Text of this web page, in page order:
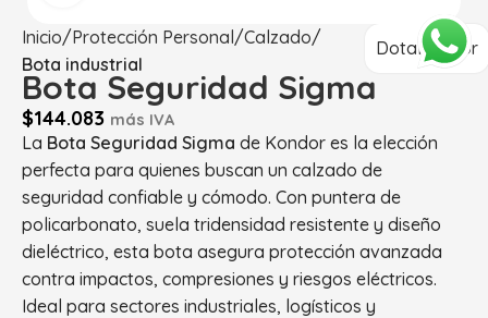
Inicio Protección Personal Calzado
Bota industrial
DotaKondor
Bota Seguridad Sigma
$144.083 más IVA
La Bota Seguridad Sigma de Kondor es la elección
perfecta para quienes buscan un calzado de
seguridad confiable y cómodo. Con puntera de
policarbonato, suela tridensidad resistente y diseño
dieléctrico, esta bota asegura protección avanzada
contra impactos, compresiones y riesgos eléctricos.
Ideal para sectores industriales, logísticos y